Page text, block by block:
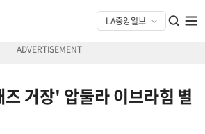
거장' 압둘라 이브라힘 별